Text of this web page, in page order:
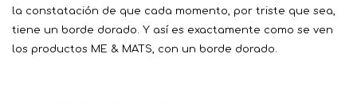
la constatación de que cada momento, por triste que sea,
tiene un borde dorado. Y así es exactamente como se ven
los productos ME & MATS, con un borde dorado.